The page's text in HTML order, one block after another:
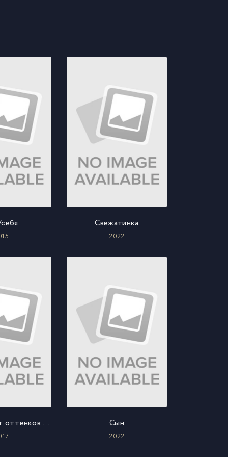
Свежатинка
2022
На пятьдесят оттенков темнее Сын
2022